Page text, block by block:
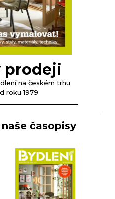
prodeji
na českém trhu
roku 1979
časopisy